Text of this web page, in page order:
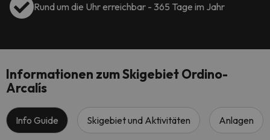
Rund um die Uhr erreichbar - 365 Tage im Jahr
Informationen zum Skigebiet Ordino-
Arcalís
Info Guide Skigebiet und Aktivitäten Anlagen